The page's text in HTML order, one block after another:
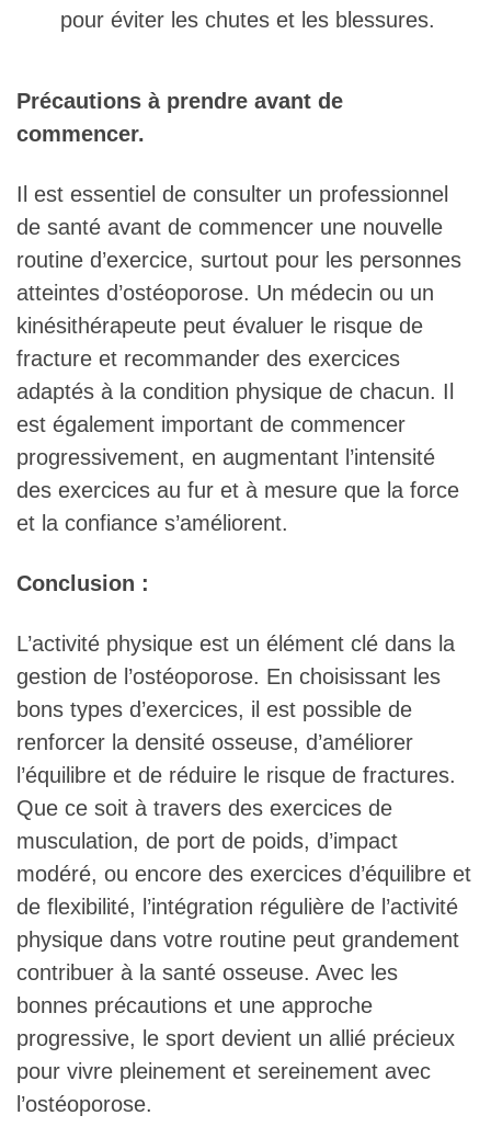
pour éviter les chutes et les blessures.
Précautions à prendre avant de
commencer.
Il est essentiel de consulter un professionnel
de santé avant de commencer une nouvelle
routine d’exercice, surtout pour les personnes
atteintes d’ostéoporose. Un médecin ou un
kinésithérapeute peut évaluer le risque de
fracture et recommander des exercices
adaptés à la condition physique de chacun. Il
est également important de commencer
progressivement, en augmentant l’intensité
des exercices au fur et à mesure que la force
et la confiance s’améliorent.
Conclusion :
L’activité physique est un élément clé dans la
gestion de l’ostéoporose. En choisissant les
bons types d’exercices, il est possible de
renforcer la densité osseuse, d’améliorer
l’équilibre et de réduire le risque de fractures.
Que ce soit à travers des exercices de
musculation, de port de poids, d’impact
modéré, ou encore des exercices d’équilibre et
de flexibilité, l’intégration régulière de l’activité
physique dans votre routine peut grandement
contribuer à la santé osseuse. Avec les
bonnes précautions et une approche
progressive, le sport devient un allié précieux
pour vivre pleinement et sereinement avec
l’ostéoporose.